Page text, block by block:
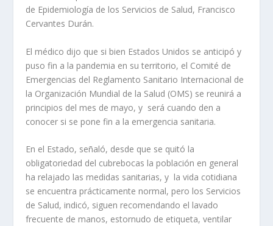
de Epidemiología de los Servicios de Salud, Francisco
Cervantes Durán.
El médico dijo que si bien Estados Unidos se anticipó y
puso fin a la pandemia en su territorio, el Comité de
Emergencias del Reglamento Sanitario Internacional de
la Organización Mundial de la Salud (OMS) se reunirá a
principios del mes de mayo, y será cuando den a
conocer si se pone fin a la emergencia sanitaria.
En el Estado, señaló, desde que se quitó la
obligatoriedad del cubrebocas la población en general
ha relajado las medidas sanitarias, y la vida cotidiana
se encuentra prácticamente normal, pero los Servicios
de Salud, indicó, siguen recomendando el lavado
frecuente de manos, estornudo de etiqueta, ventilar